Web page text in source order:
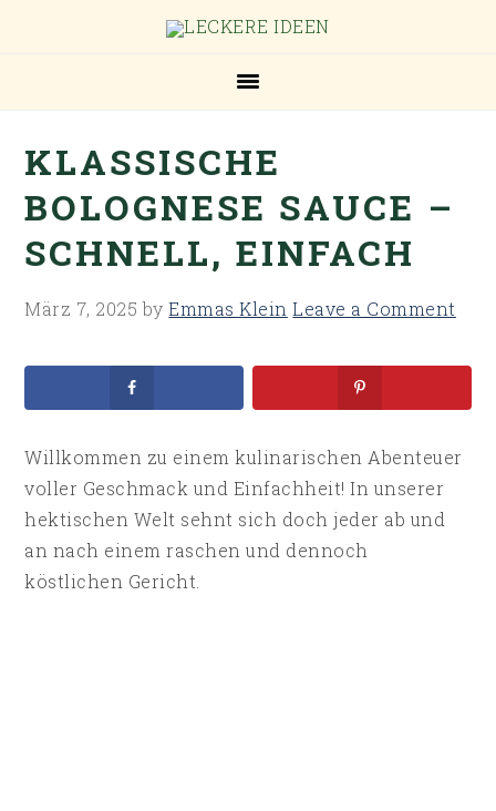
navigation
content
sidebar
KLASSISCHE
BOLOGNESE SAUCE –
SCHNELL, EINFACH
März 7, 2025 byEmmas Klein Leave a Comment
Willkommen zu einem kulinarischen Abenteuer
voller Geschmack und Einfachheit! In unserer
hektischen Welt sehnt sich doch jeder ab und
an nach einem raschen und dennoch
köstlichen Gericht.